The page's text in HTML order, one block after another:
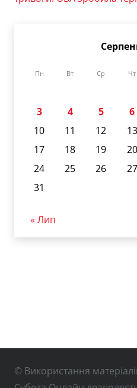
Пн Вт Ср Чт
3
4 5 6
10
11 12 13
17
18 19 20
24
25 26 27
31
« Лип
© Використання